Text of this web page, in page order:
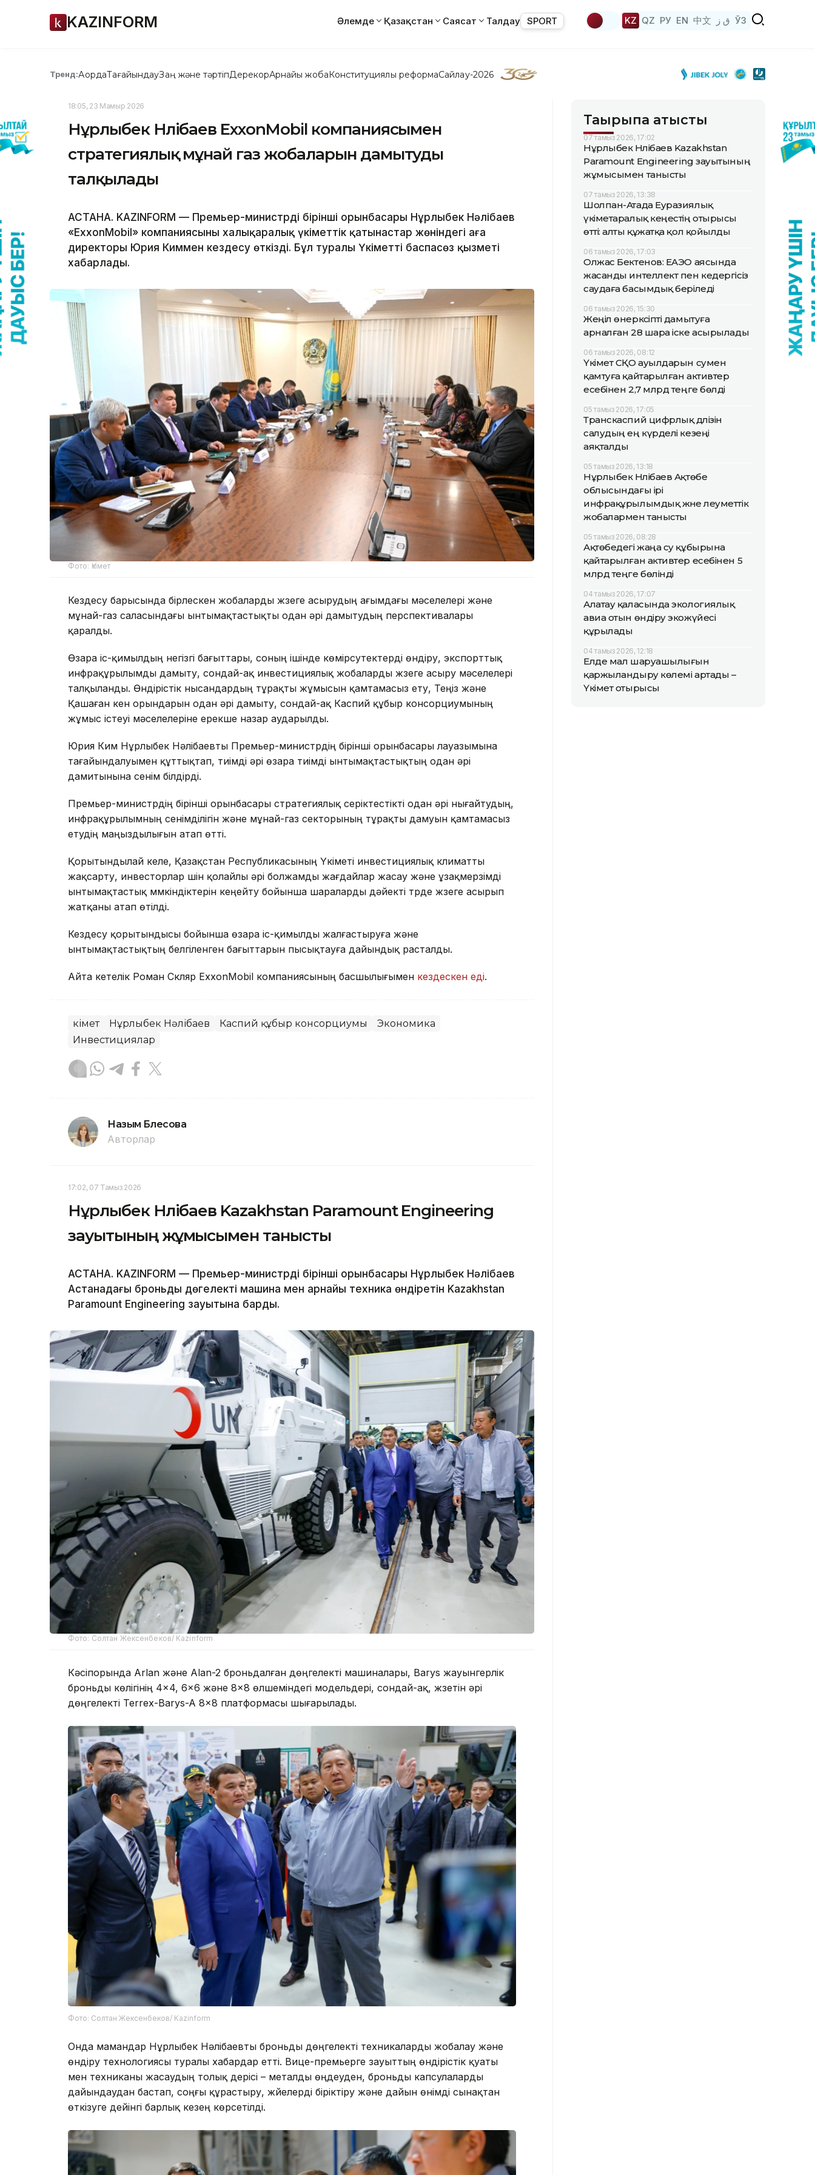
KAZINFORM Әлемде Қазақстан Саясат Талдау SPORT KZ QZ РУ EN 中文 ق ز ЎЗ
Тренд:АқордаТағайындауЗаң және тәртіпДерекқорАрнайы жобаКонституциялық реформаСайлау-2026
18:05, 23 Мамыр 2026
Нұрлыбек Нәлібаев ExxonMobil компаниясымен
стратегиялық мұнай газ жобаларын дамытуды
талқылады
АСТАНА. KAZINFORM — Премьер-министрдің бірінші орынбасары Нұрлыбек Нәлібаев
«ExxonMobil» компаниясының халықаралық үкіметтік қатынастар жөніндегі аға
директоры Юрия Киммен кездесу өткізді. Бұл туралы Үкіметтің баспасөз қызметі
хабарлады.
Фото: Үкімет
Кездесу барысында бірлескен жобаларды жүзеге асырудың ағымдағы мәселелері және
мұнай-газ саласындағы ынтымақтастықты одан әрі дамытудың перспективалары
қаралды.
Өзара іс-қимылдың негізгі бағыттары, соның ішінде көмірсутектерді өндіру, экспорттық
инфрақұрылымды дамыту, сондай-ақ инвестициялық жобаларды жүзеге асыру мәселелері
талқыланды. Өндірістік нысандардың тұрақты жұмысын қамтамасыз ету, Теңіз және
Қашаған кен орындарын одан әрі дамыту, сондай-ақ Каспий құбыр консорциумының
жұмыс істеуі мәселелеріне ерекше назар аударылды.
Юрия Ким Нұрлыбек Нәлібаевты Премьер-министрдің бірінші орынбасары лауазымына
тағайындалуымен құттықтап, тиімді әрі өзара тиімді ынтымақтастықтың одан әрі
дамитынына сенім білдірді.
Премьер-министрдің бірінші орынбасары стратегиялық серіктестікті одан әрі нығайтудың,
инфрақұрылымның сенімділігін және мұнай-газ секторының тұрақты дамуын қамтамасыз
етудің маңыздылығын атап өтті.
Қорытындылай келе, Қазақстан Республикасының Үкіметі инвестициялық климатты
жақсарту, инвесторлар үшін қолайлы әрі болжамды жағдайлар жасау және ұзақмерзімді
ынтымақтастық мүмкіндіктерін кеңейту бойынша шараларды дәйекті түрде жүзеге асырып
жатқаны атап өтілді.
Кездесу қорытындысы бойынша өзара іс-қимылды жалғастыруға және
ынтымақтастықтың белгіленген бағыттарын пысықтауға дайындық расталды.
Айта кетелік Роман Скляр ExxonMobil компаниясының басшылығымен кездескен еді.
Үкімет Нұрлыбек Нәлібаев Каспий құбыр консорциумы
Экономика
Инвестициялар
Назым Бөлесова
Авторлар
17:02, 07 Тамыз 2026
Нұрлыбек Нәлібаев Kazakhstan Paramount Engineering
зауытының жұмысымен танысты
АСТАНА. KAZINFORM — Премьер-министрдің бірінші орынбасары Нұрлыбек Нәлібаев
Астанадағы броньды дөңгелекті машина мен арнайы техника өндіретін Kazakhstan
Paramount Engineering зауытына барды.
Фото: Солтан Жексенбеков/ Kazinform
Кәсіпорында Arlan және Alan-2 броньдалған дөңгелекті машиналары, Barys жауынгерлік
броньды көлігінің 4×4, 6×6 және 8×8 өлшеміндегі модельдері, сондай-ақ, жүзетін әрі
дөңгелекті Terrex-Barys-A 8×8 платформасы шығарылады.
Фото: Солтан Жексенбеков/ Kazinform
Онда мамандар Нұрлыбек Нәлібаевты броньды дөңгелекті техникаларды жобалау және
өндіру технологиясы туралы хабардар етті. Вице-премьерге зауыттың өндірістік қуаты
мен техниканы жасаудың толық үдерісі – металды өңдеуден, броньды капсулаларды
дайындаудан бастап, соңғы құрастыру, жүйелерді біріктіру және дайын өнімді сынақтан
өткізуге дейінгі барлық кезең көрсетілді.
Тақырыпқа қатысты
07 тамыз 2026, 17:02
Нұрлыбек Нәлібаев Kazakhstan
Paramount Engineering зауытының
жұмысымен танысты
07 тамыз 2026, 13:38
Шолпан-Атада Еуразиялық
үкіметаралық кеңестің отырысы
өтті: алты құжатқа қол қойылды
06 тамыз 2026, 17:03
Олжас Бектенов: ЕАЭО аясында
жасанды интеллект пен кедергісіз
саудаға басымдық беріледі
06 тамыз 2026, 15:30
Жеңіл өнеркәсіпті дамытуға
арналған 28 шара іске асырылады
06 тамыз 2026, 08:12
Үкімет СҚО ауылдарын сумен
қамтуға қайтарылған активтер
есебінен 2,7 млрд теңге бөлді
05 тамыз 2026, 17:05
Транскаспий цифрлық дәлізін
салудың ең күрделі кезеңі
аяқталды
05 тамыз 2026, 13:18
Нұрлыбек Нәлібаев Ақтөбе
облысындағы ірі
инфрақұрылымдық және әлеуметтік
жобалармен танысты
05 тамыз 2026, 08:28
Ақтөбедегі жаңа су құбырына
қайтарылған активтер есебінен 5
млрд теңге бөлінді
04 тамыз 2026, 17:07
Алатау қаласында экологиялық
авиа отын өндіру экожүйесі
құрылады
04 тамыз 2026, 12:18
Елде мал шаруашылығын
қаржыландыру көлемі артады –
Үкімет отырысы